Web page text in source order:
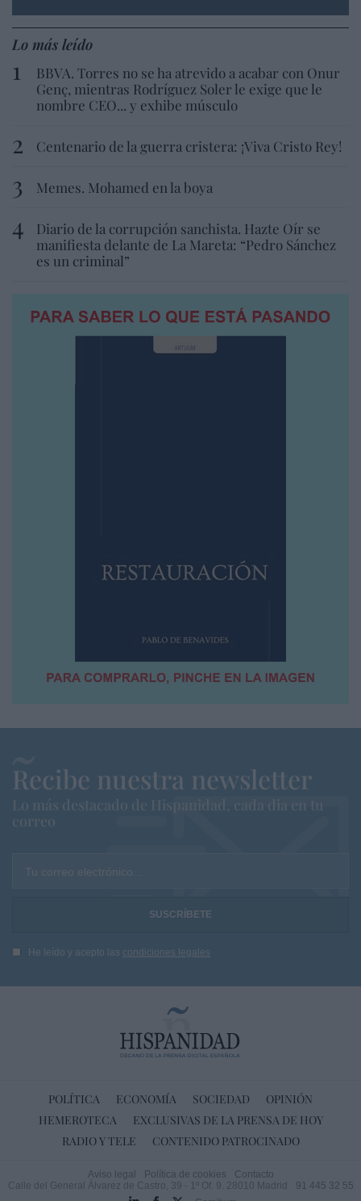
Lo más leído
BBVA. Torres no se ha atrevido a acabar con Onur
Genç, mientras Rodríguez Soler le exige que le
nombre CEO... y exhibe músculo
Centenario de la guerra cristera: ¡Viva Cristo Rey!
Memes. Mohamed en la boya
Diario de la corrupción sanchista. Hazte Oír se
manifiesta delante de La Mareta: “Pedro Sánchez
es un criminal”
Recibe nuestra newsletter
Lo más destacado de Hispanidad, cada dia en tu
correo
Tu correo electrónico...
He leído y acepto las condiciones legales
POLÍTICA ECONOMÍA SOCIEDAD
OPINIÓN
HEMEROTECA
EXCLUSIVAS DE LA PRENSA DE HOY
RADIO Y TELE
CONTENIDO PATROCINADO
Aviso legal Política de cookies
Contacto
Calle del General Álvarez de Castro, 39 - 1º Of. 9. 28010 Madrid
91 445 32 55